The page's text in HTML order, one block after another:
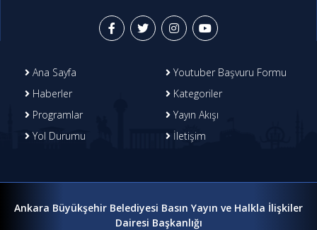
Ana Sayfa
Youtuber Başvuru Formu
Haberler
Kategoriler
Programlar
Yayın Akışı
Yol Durumu
İletişim
Ankara Büyükşehir Belediyesi Basın Yayın ve Halkla İlişkiler
Dairesi Başkanlığı